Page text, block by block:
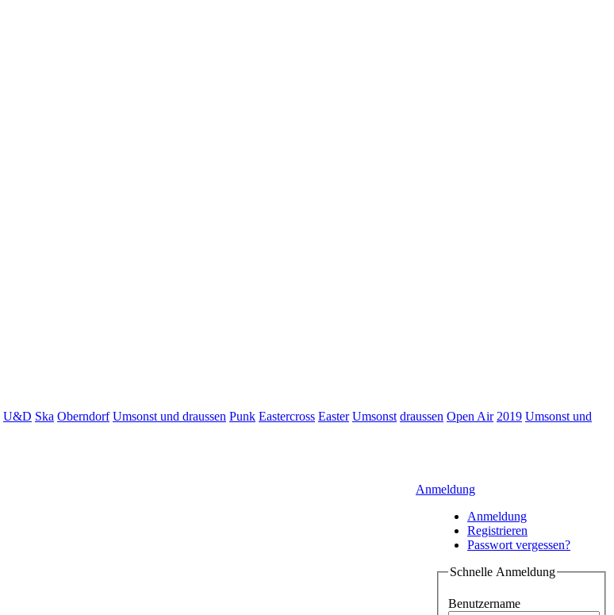
U&D Ska Oberndorf Umsonst und draussen Punk Eastercross Easter Umsonst draussen Open Air 2019 Umsonst und
Anmeldung
Anmeldung
Registrieren
Passwort vergessen?
Schnelle Anmeldung
Benutzername